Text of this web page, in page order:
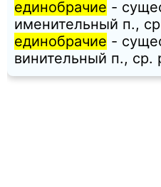
единобрачие -
именительный п.,
единобрачие -
винительный п., ср.